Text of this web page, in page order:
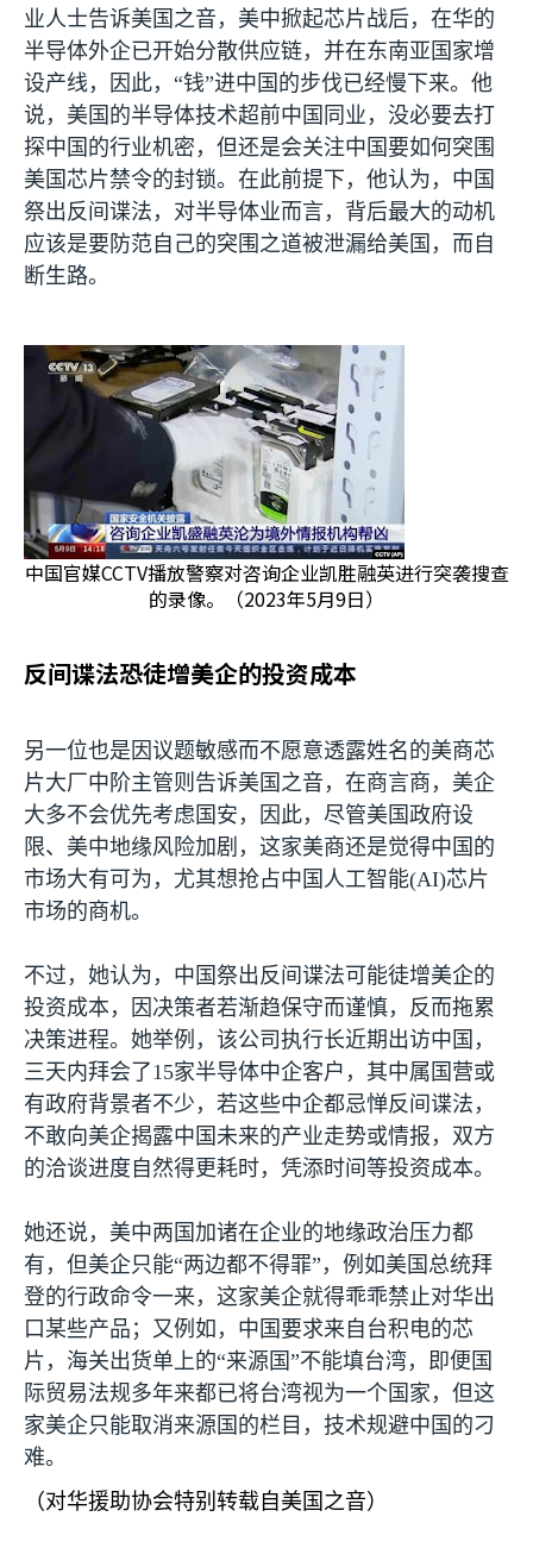
业人士告诉美国之音，美中掀起芯片战后，在华的
半导体外企已开始分散供应链，并在东南亚国家增
设产线，因此，“钱”进中国的步伐已经慢下来。他
说，美国的半导体技术超前中国同业，没必要去打
探中国的行业机密，但还是会关注中国要如何突围
美国芯片禁令的封锁。在此前提下，他认为，中国
祭出反间谍法，对半导体业而言，背后最大的动机
应该是要防范自己的突围之道被泄漏给美国，而自
断生路。
中国官媒CCTV播放警察对咨询企业凯胜融英进行突袭搜查
的录像。（2023年5月9日）
反间谍法恐徒增美企的投资成本
另一位也是因议题敏感而不愿意透露姓名的美商芯
片大厂中阶主管则告诉美国之音，在商言商，美企
大多不会优先考虑国安，因此，尽管美国政府设
限、美中地缘风险加剧，这家美商还是觉得中国的
市场大有可为，尤其想抢占中国人工智能(AI)芯片
市场的商机。
不过，她认为，中国祭出反间谍法可能徒增美企的
投资成本，因决策者若渐趋保守而谨慎，反而拖累
决策进程。她举例，该公司执行长近期出访中国，
三天内拜会了15家半导体中企客户，其中属国营或
有政府背景者不少，若这些中企都忌惮反间谍法，
不敢向美企揭露中国未来的产业走势或情报，双方
的洽谈进度自然得更耗时，凭添时间等投资成本。
她还说，美中两国加诸在企业的地缘政治压力都
有，但美企只能“两边都不得罪”，例如美国总统拜
登的行政命令一来，这家美企就得乖乖禁止对华出
口某些产品；又例如，中国要求来自台积电的芯
片，海关出货单上的“来源国”不能填台湾，即便国
际贸易法规多年来都已将台湾视为一个国家，但这
家美企只能取消来源国的栏目，技术规避中国的刁
难。
（对华援助协会特别转载自美国之音）